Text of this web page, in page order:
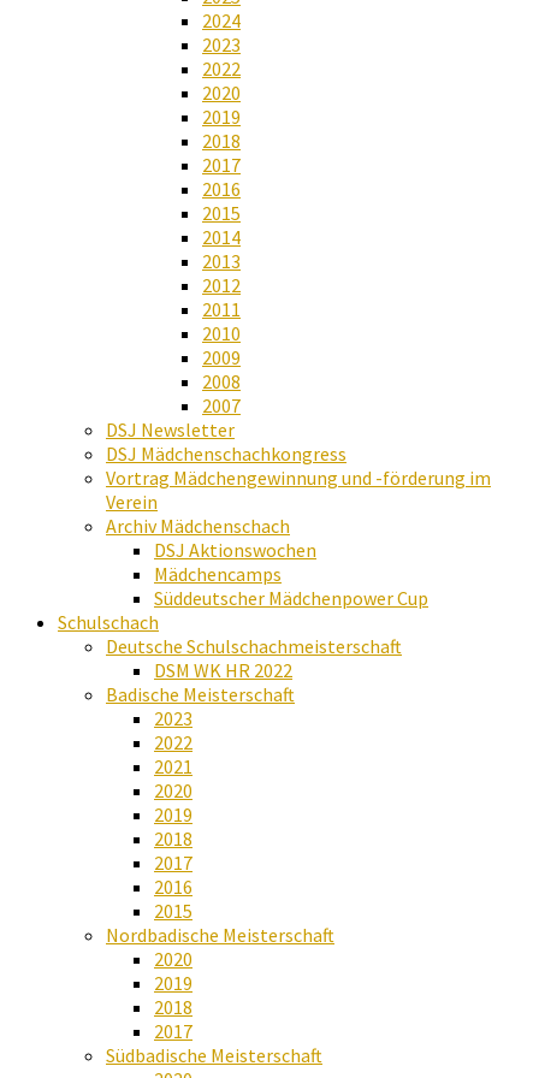
2024
2023
2022
2020
2019
2018
2017
2016
2015
2014
2013
2012
2011
2010
2009
2008
2007
DSJ Newsletter
DSJ Mädchenschachkongress
Vortrag Mädchengewinnung und -förderung im
Verein
Archiv Mädchenschach
DSJ Aktionswochen
Mädchencamps
Süddeutscher Mädchenpower Cup
Schulschach
Deutsche Schulschachmeisterschaft
DSM WK HR 2022
Badische Meisterschaft
2023
2022
2021
2020
2019
2018
2017
2016
2015
Nordbadische Meisterschaft
2020
2019
2018
2017
Südbadische Meisterschaft